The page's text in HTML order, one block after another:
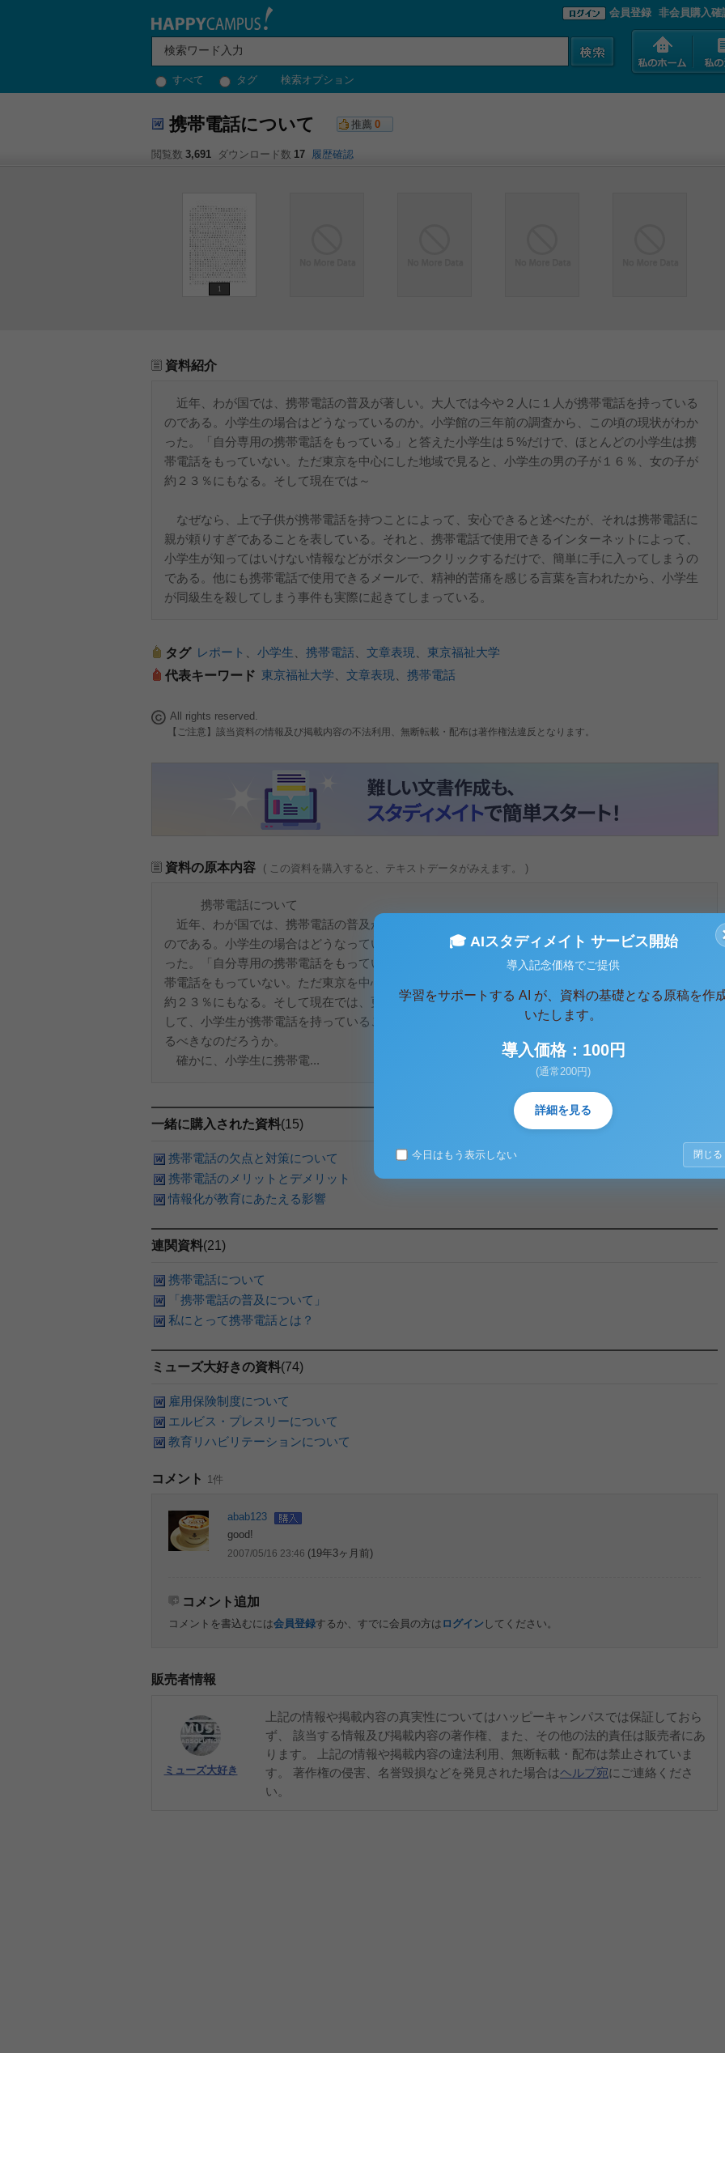
すべて タグ 検索オプション
会員登録 非会員購入確
携帯電話について 推薦 0
閲覧数 3,691 ダウンロード数 17 履歴確認
1
資料紹介
近年、わが国では、携帯電話の普及が著しい。大人では今や２人に１人が携帯電話を持っている
のである。小学生の場合はどうなっているのか。小学館の三年前の調査から、この頃の現状がわか
った。「自分専用の携帯電話をもっている」と答えた小学生は５%だけで、ほとんどの小学生は携
帯電話をもっていない。ただ東京を中心にした地域で見ると、小学生の男の子が１６％、女の子が
約２３％にもなる。そして現在では～
なぜなら、上で子供が携帯電話を持つことによって、安心できると述べたが、それは携帯電話に
親が頼りすぎであることを表している。それと、携帯電話で使用できるインターネットによって、
小学生が知ってはいけない情報などがボタン一つクリックするだけで、簡単に手に入ってしまうの
である。他にも携帯電話で使用できるメールで、精神的苦痛を感じる言葉を言われたから、小学生
が同級生を殺してしまう事件も実際に起きてしまっている。
タグ レポート 小学生 携帯電話 文章表現
東京福祉大学
代表キーワード 東京福祉大学 文章表現 携帯電話
All rights reserved.
【ご注意】該当資料の情報及び掲載内容の不法利用、無断転載・配布は著作権法違反となります。
資料の原本内容 ( この資料を購入すると、テキストデータがみえます。 )
携帯電話について
近年、わが国では、携帯電話の普及が著しい。大人では今や２人に１人が携帯電話を持っている
のである。小学生の場合はどうなっているのか。小学館の三年前の調査から、この頃の現状がわか
った。「自分専用の携帯電話をもっている」と答えた小学生は５%だけで、ほとんどの小学生は携
帯電話をもっていない。ただ東京を中心にした地域で見ると、小学生の男の子が１６％、女の子が
約２３％にもなる。そして現在では、更に小学生への携帯電話の普及は高まっている。今の現状と
して、小学生が携帯電話を持っていることが当たり前になっているが、小学生に携帯電話を持たせ
るべきなのだろうか。
確かに、小学生に携帯電...
一緒に購入された資料(15)
携帯電話の欠点と対策について
携帯電話のメリットとデメリット
情報化が教育にあたえる影響
連関資料(21)
携帯電話について
「携帯電話の普及について」
私にとって携帯電話とは？
ミューズ大好きの資料(74)
雇用保険制度について
エルビス・プレスリーについて
教育リハビリテーションについて
コメント 1件
abab123
good!
2007/05/16 23:46 (19年3ヶ月前)
コメント追加
コメントを書込むには会員登録するか、すでに会員の方は ログイン してください。
販売者情報
ミューズ大好き
上記の情報や掲載内容の真実性についてはハッピーキャンパスでは保証しておら
ず、 該当する情報及び掲載内容の著作権、また、その他の法的責任は販売者にあ
ります。 上記の情報や掲載内容の違法利用、無断転載・配布は禁止されていま
す。 著作権の侵害、名誉毀損などを発見された場合はヘルプ宛にご連絡くださ
い。
🎓 AIスタディメイト サービス開始
導入記念価格でご提供
学習をサポートする AI が、資料の基礎となる原稿を作
いたします。
導入価格：100円
(通常200円)
詳細を見る
今日はもう表示しない 閉じる